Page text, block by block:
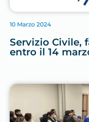
10 Marzo 2024
Servizio Civile,
entro il 14